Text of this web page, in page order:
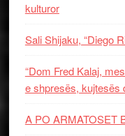
kulturor
Sali Shijaku, “Diego
“Dom Fred Kalaj,
e shpresës, kujtesës
A PO ARMATOSET